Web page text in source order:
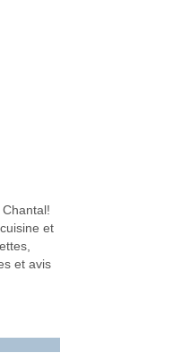
et
et avis